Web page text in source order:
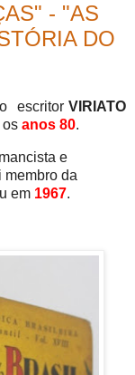
- "AS
DO
escritorVIRIATO
os anos 80.
e
membro da
em 1967.